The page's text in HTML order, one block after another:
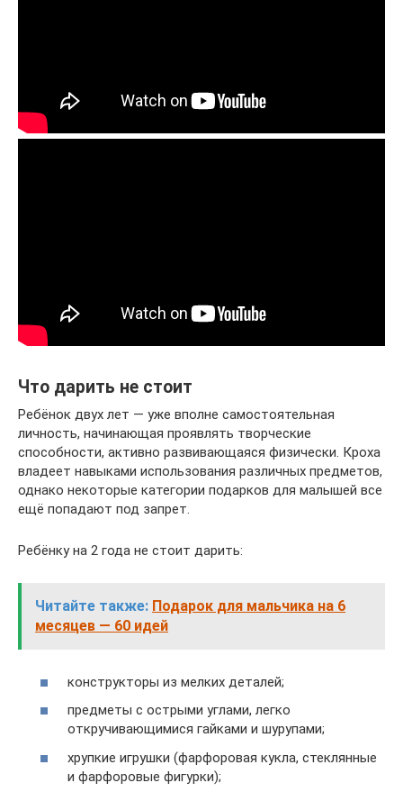
Что дарить не стоит
Ребёнок двух лет — уже вполне самостоятельная
личность, начинающая проявлять творческие
способности, активно развивающаяся физически. Кроха
владеет навыками использования различных предметов,
однако некоторые категории подарков для малышей все
ещё попадают под запрет.
Ребёнку на 2 года не стоит дарить:
Читайте также: Подарок для мальчика на 6
месяцев — 60 идей
конструкторы из мелких деталей;
предметы с острыми углами, легко
откручивающимися гайками и шурупами;
хрупкие игрушки (фарфоровая кукла, стеклянные
и фарфоровые фигурки);